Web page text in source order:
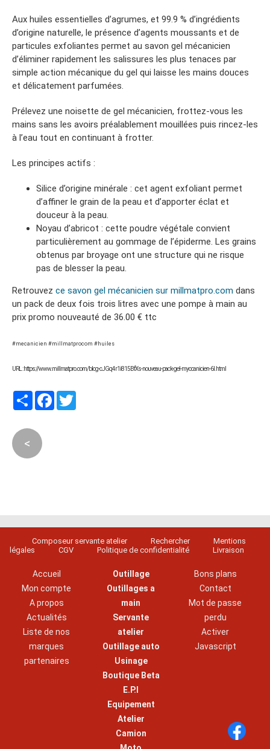
Aux huiles essentielles d’agrumes, et 99.9 % d’ingrédients
d’origine naturelle, le présence d’agents moussants et de
particules exfoliantes permet au savon gel mécanicien
d’éliminer rapidement les salissures les plus tenaces par
simple action mécanique du gel qui laisse les mains douces
et délicatement parfumées.
Prélevez une noisette de gel mécanicien, frottez-vous les
mains sans les avoirs préalablement mouillées puis rincez-les
à l’eau tout en continuant à frotter.
Les principes actifs :
Silice d’origine minérale : cet agent exfoliant permet
d’affiner le grain de la peau et d’apporter éclat et
douceur à la peau.
Noyau d’abricot : cette poudre végétale convient
particulièrement au gommage de l’épiderme. Les grains
obtenus par broyage ont une structure qui ne risque
pas de blesser la peau.
Retrouvez ce savon gel mécanicien sur millmatpro.com dans
un pack de deux fois trois litres avec une pompe à main au
prix promo nouveauté de 36.00 € ttc
#mecanicien #millmatprocom #huiles
URL : https://www.millmatpro.com/blog-cJGq4r1i815BfXs-nouveau-pack-gel-myocanicien-6l.html
PartagerFacebook
<
Composeur servante atelier Rechercher
Mentions
légales
CGV Politique de confidentialité Livraison
Accueil
Mon compte
A propos
Actualités
Liste de nos
marques
partenaires
Outillage
Outillages a
main
Servante
atelier
Outillage auto
Usinage
Boutique Beta
E.P.I
Equipement
Atelier
Camion
Bons plans
Contact
Mot de passe
perdu
Activer
Javascript